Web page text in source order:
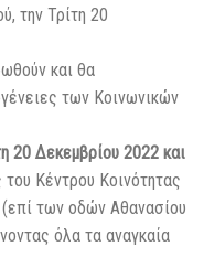
την Τρίτη 20
και θα
των Κοινωνικών
20 Δεκεμβρίου 2022 και
Κέντρου Κοινότητας
των οδών Αθανασίου
όλα τα αναγκαία